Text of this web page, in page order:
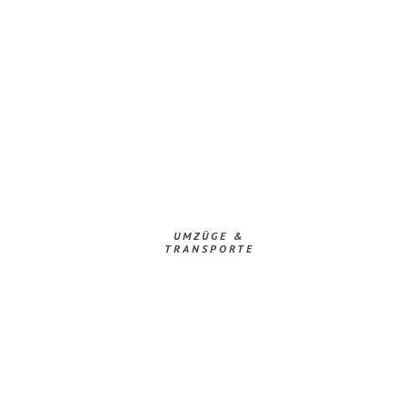
UMZÜGE &
TRANSPORTE